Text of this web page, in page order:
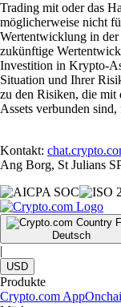
Trading mit oder das
möglicherweise nicht
Wertentwicklung in
zukünftige
Investition in Krypto-
Situation und Ihrer
zu den Risiken, die
Assets verbunden
Kontakt:
Ang Borg, St Julians
Deutsch
|
USD
Produkte
Crypto.com App